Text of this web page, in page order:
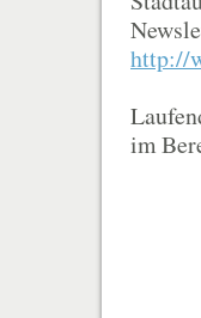
http://
im